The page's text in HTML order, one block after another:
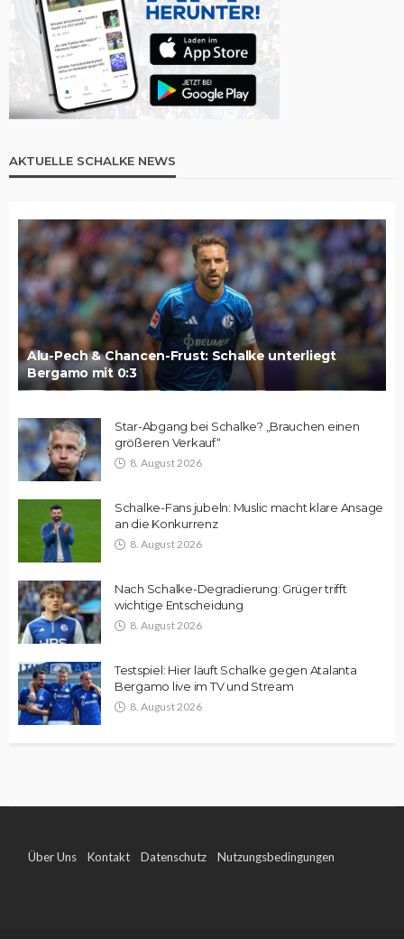
AKTUELLE SCHALKE NEWS
Alu-Pech & Chancen-Frust: Schalke unterliegt
Bergamo mit 0:3
Star-Abgang bei Schalke? „Brauchen einen
größeren Verkauf“
8. August 2026
Schalke-Fans jubeln: Muslic macht klare Ansage
an die Konkurrenz
8. August 2026
Nach Schalke-Degradierung: Grüger trifft
wichtige Entscheidung
8. August 2026
Testspiel: Hier läuft Schalke gegen Atalanta
Bergamo live im TV und Stream
8. August 2026
Über Uns Kontakt Datenschutz Nutzungsbedingungen